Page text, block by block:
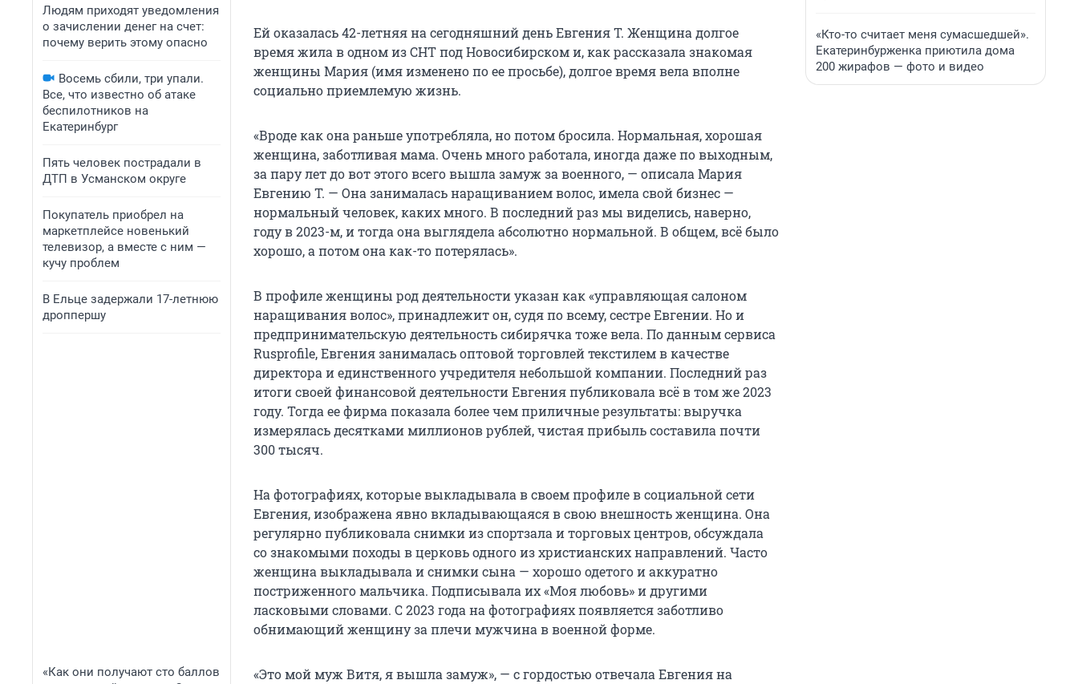
Людям приходят уведомления
о зачислении денег на счет:
почему верить этому опасно
Восемь сбили, три упали.
Все, что известно об атаке
беспилотников на
Екатеринбург
Пять человек пострадали в
ДТП в Усманском округе
Покупатель приобрел на
маркетплейсе новенький
телевизор, а вместе с ним —
кучу проблем
В Ельце задержали 17-летнюю
дроппершу
«Как они получают сто баллов
Ей оказалась 42-летняя на сегодняшний день Евгения Т. Женщина долгое
время жила в одном из СНТ под Новосибирском и, как рассказала знакомая
женщины Мария (имя изменено по ее просьбе), долгое время вела вполне
социально приемлемую жизнь.
«Вроде как она раньше употребляла, но потом бросила. Нормальная, хорошая
женщина, заботливая мама. Очень много работала, иногда даже по выходным,
за пару лет до вот этого всего вышла замуж за военного, — описала Мария
Евгению Т. — Она занималась наращиванием волос, имела свой бизнес —
нормальный человек, каких много. В последний раз мы виделись, наверно,
году в 2023-м, и тогда она выглядела абсолютно нормальной. В общем, всё было
хорошо, а потом она как-то потерялась».
В профиле женщины род деятельности указан как «управляющая салоном
наращивания волос», принадлежит он, судя по всему, сестре Евгении. Но и
предпринимательскую деятельность сибирячка тоже вела. По данным сервиса
Rusprofile, Евгения занималась оптовой торговлей текстилем в качестве
директора и единственного учредителя небольшой компании. Последний раз
итоги своей финансовой деятельности Евгения публиковала всё в том же 2023
году. Тогда ее фирма показала более чем приличные результаты: выручка
измерялась десятками миллионов рублей, чистая прибыль составила почти
300 тысяч.
На фотографиях, которые выкладывала в своем профиле в социальной сети
Евгения, изображена явно вкладывающаяся в свою внешность женщина. Она
регулярно публиковала снимки из спортзала и торговых центров, обсуждала
со знакомыми походы в церковь одного из христианских направлений. Часто
женщина выкладывала и снимки сына — хорошо одетого и аккуратно
постриженного мальчика. Подписывала их «Моя любовь» и другими
ласковыми словами. С 2023 года на фотографиях появляется заботливо
обнимающий женщину за плечи мужчина в военной форме.
«Это мой муж Витя, я вышла замуж», — с гордостью отвечала Евгения на
«Кто-то считает меня сумасшедшей».
Екатеринбурженка приютила дома
200 жирафов — фото и видео